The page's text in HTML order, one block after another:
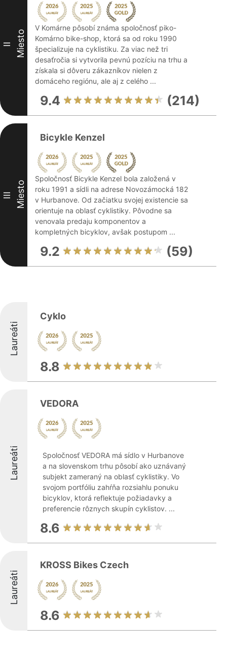
II Miesto
V Komárne pôsobí známa spoločnosť piko-
Komárno bike-shop, ktorá sa od roku 1990
špecializuje na cyklistiku. Za viac než tri
desaťročia si vytvorila pevnú pozíciu na trhu a
získala si dôveru zákazníkov nielen z
domáceho regiónu, ale aj z celého ...
9.4 (214)
III Miesto
Bicykle Kenzel
Spoločnosť Bicykle Kenzel bola založená v
roku 1991 a sídli na adrese Novozámocká 182
v Hurbanove. Od začiatku svojej existencie sa
orientuje na oblasť cyklistiky. Pôvodne sa
venovala predaju komponentov a
kompletných bicyklov, avšak postupom ...
9.2 (59)
Laureáti
Cyklo
8.8
Laureáti
VEDORA
Spoločnosť VEDORA má sídlo v Hurbanove
a na slovenskom trhu pôsobí ako uznávaný
subjekt zameraný na oblasť cyklistiky. Vo
svojom portfóliu zahŕňa rozsiahlu ponuku
bicyklov, ktorá reflektuje požiadavky a
preferencie rôznych skupín cyklistov. ...
8.6
Laureáti
KROSS Bikes Czech
8.6